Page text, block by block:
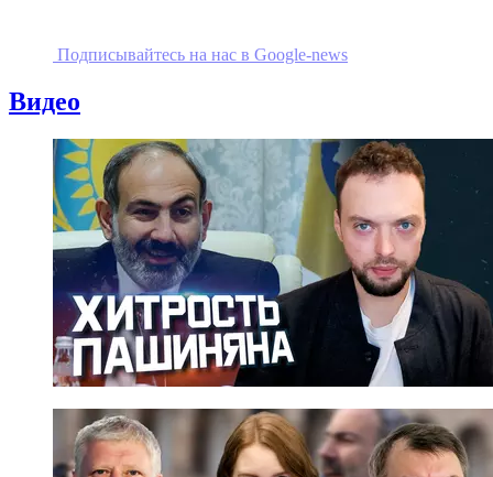
Подписывайтесь на наc в Google-news
Видео